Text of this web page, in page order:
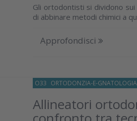
Gli ortodontisti si dividono
di abbinare metodi chimici a
Approfondisci
O33 ORTODONZIA-E-GNATOLOGIA
Allineatori